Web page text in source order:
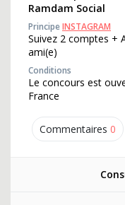
Commentaires 0
Ramdam Social
PrincipeINSTAGRAM
Suivez 2 comptes +
ami(e)
Conditions
Le concours est
France